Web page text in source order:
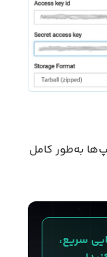
به‌طور کامل
سریع،